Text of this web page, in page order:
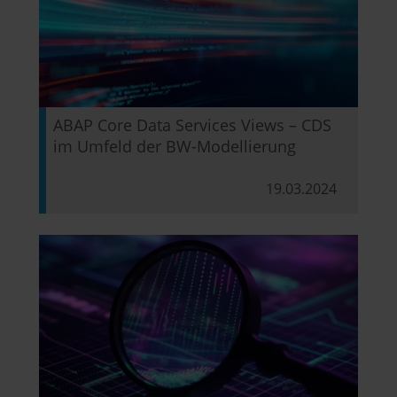
ABAP Core Data Services Views – CDS
im Umfeld der BW-Modellierung
19.03.2024